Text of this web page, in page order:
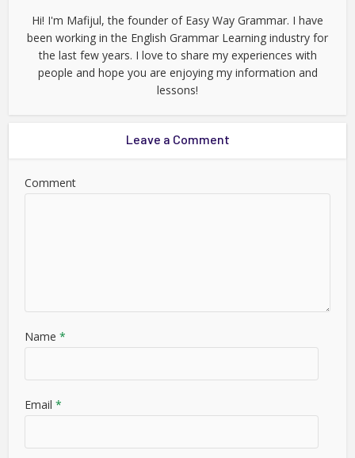
Hi! I'm Mafijul, the founder of Easy Way Grammar. I have
been working in the English Grammar Learning industry for
the last few years. I love to share my experiences with
people and hope you are enjoying my information and
lessons!
Leave a Comment
Comment
Name*
Email*